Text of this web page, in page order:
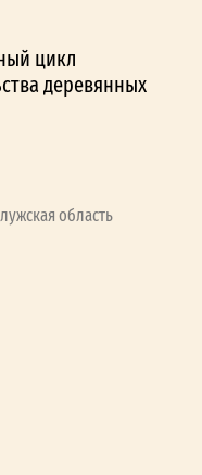
цикл
деревянных
область